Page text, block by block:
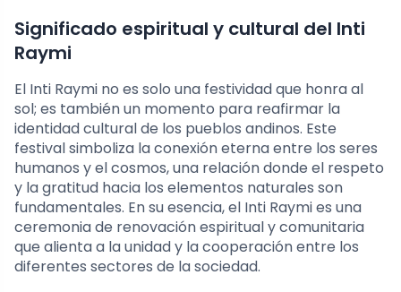
Significado espiritual y cultural del Inti
Raymi
El Inti Raymi no es solo una festividad que honra al
sol; es también un momento para reafirmar la
identidad cultural de los pueblos andinos. Este
festival simboliza la conexión eterna entre los seres
humanos y el cosmos, una relación donde el respeto
y la gratitud hacia los elementos naturales son
fundamentales. En su esencia, el Inti Raymi es una
ceremonia de renovación espiritual y comunitaria
que alienta a la unidad y la cooperación entre los
diferentes sectores de la sociedad.